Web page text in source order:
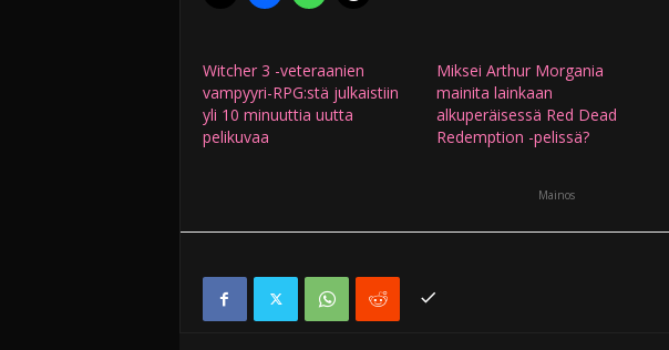
Witcher 3 -veteraanien
vampyyri-RPG:stä julkaistiin
yli 10 minuuttia uutta
pelikuvaa
Miksei Arthur Morgania
mainita lainkaan
alkuperäisessä Red Dead
Redemption -pelissä?
Mainos